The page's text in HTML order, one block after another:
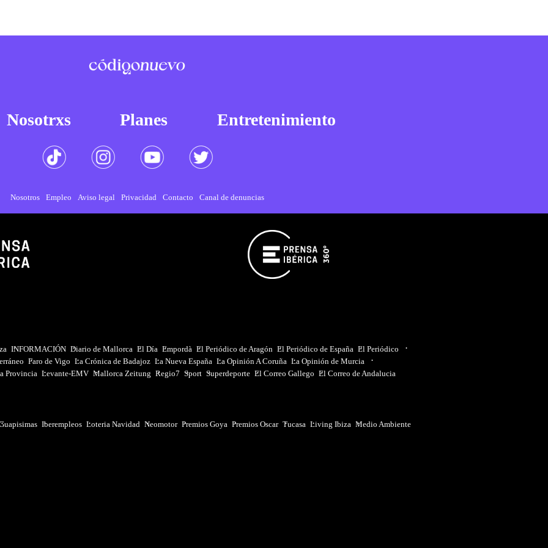
Nosotrxs Planes Entretenimiento
Nosotros Empleo Aviso legal Privacidad Contacto Canal de denuncias
INFORMACIÓN Diario de Mallorca El Día Empordà El Periódico de Aragón El Periódico de España El Periódico
Faro de Vigo La Crónica de Badajoz La Nueva España La Opinión A Coruña La Opinión de Murcia
Provincia Levante-EMV Mallorca Zeitung Regio7 Sport Superdeporte El Correo Gallego El Correo de Andalucia
Iberempleos Loteria Navidad Neomotor Premios Goya Premios Oscar Tucasa Living Ibiza Medio Ambiente